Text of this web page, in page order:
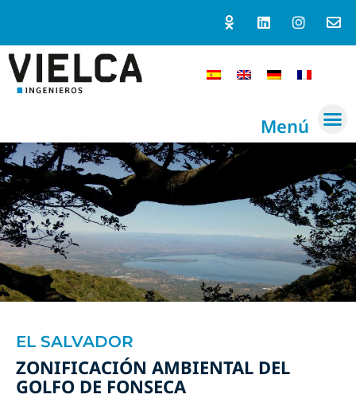
Menú
EL SALVADOR
ZONIFICACIÓN AMBIENTAL DEL
GOLFO DE FONSECA